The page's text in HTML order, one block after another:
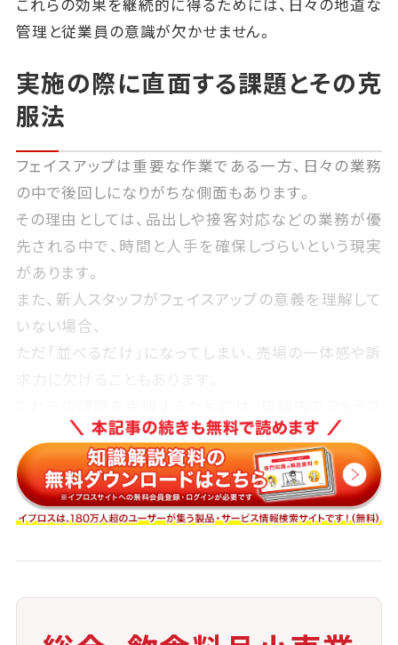
これらの効果を継続的に得るためには、日々の地道な
管理と従業員の意識が欠かせません。
実施の際に直面する課題とその克
服法
フェイスアップは重要な作業である一方、日々の業務
の中で後回しになりがちな側面もあります。
その理由としては、品出しや接客対応などの業務が優
先される中で、時間と人手を確保しづらいという現実
があります。
また、新人スタッフがフェイスアップの意義を理解して
いない場合、
ただ「並べるだけ」になってしまい、売場の一体感や訴
アップの重要性を共有し、ルール化・標準化することが
有効です。
たとえば、開店前やアイドルタイムを活用して日常的
なフェイスアップの時間を設けたり、
続的な意識づけが可能になります。
さらに、写真を使ったビフォーアフターの記録や、優良